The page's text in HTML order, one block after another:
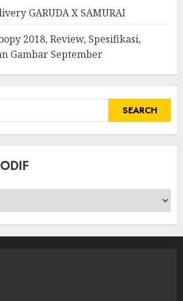
GARUDA X SAMURAI
2018, Review, Spesifikasi,
Gambar September